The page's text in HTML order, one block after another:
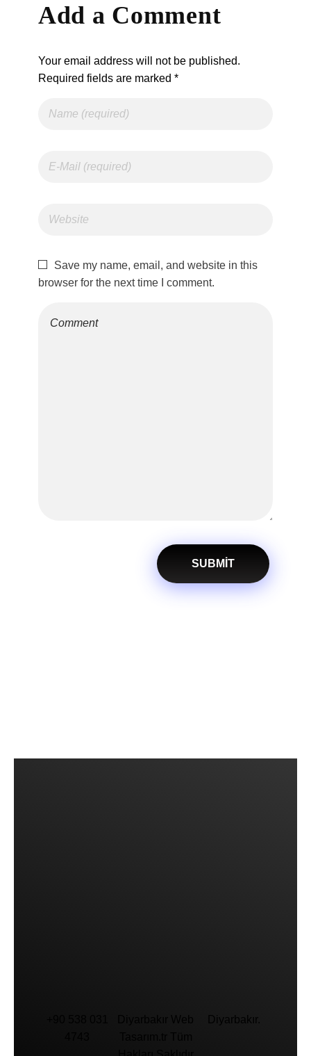
Add a Comment
Your email address will not be published.
Required fields are marked *
Save my name, email, and website in this
browser for the next time I comment.
Diyarbakır.